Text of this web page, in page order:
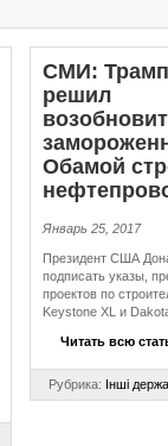
СМИ: Трамп
решил
Обамой
Январь 25, 2017
Президент США
подписать указы,
проектов по
Keystone XL и
Читать всю
Рубрика: Інші